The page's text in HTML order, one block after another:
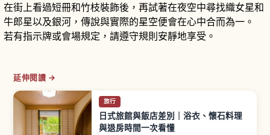
在街上看過短冊和竹枝裝飾後，再試著在夜空中尋找織女星和
牛郎星以及銀河，傳說與實際的星空便會在心中合而為一。
若有指示牌或會場規定，請遵守規則安靜地享受。
延伸閱讀 →
旅行
日式旅館與飯店差別｜浴衣、懷石料理
與退房時間一次看懂